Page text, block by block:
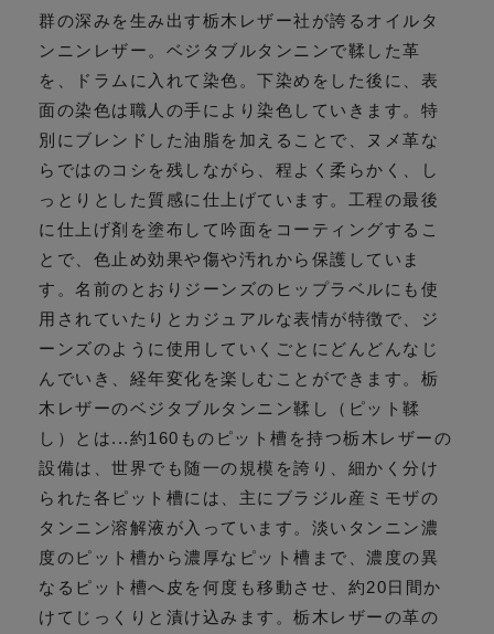
群の深みを生み出す栃木レザー社が誇るオイルタ
ンニンレザー。ベジタブルタンニンで鞣した革
を、ドラムに入れて染色。下染めをした後に、表
面の染色は職人の手により染色していきます。特
別にブレンドした油脂を加えることで、ヌメ革な
らではのコシを残しながら、程よく柔らかく、し
っとりとした質感に仕上げています。工程の最後
に仕上げ剤を塗布して吟面をコーティングするこ
とで、色止め効果や傷や汚れから保護していま
す。名前のとおりジーンズのヒップラベルにも使
用されていたりとカジュアルな表情が特徴で、ジ
ーンズのように使用していくごとにどんどんなじ
んでいき、経年変化を楽しむことができます。栃
木レザーのベジタブルタンニン鞣し（ピット鞣
し）とは...約160ものピット槽を持つ栃木レザーの
設備は、世界でも随一の規模を誇り、細かく分け
られた各ピット槽には、主にブラジル産ミモザの
タンニン溶解液が入っています。淡いタンニン濃
度のピット槽から濃厚なピット槽まで、濃度の異
なるピット槽へ皮を何度も移動させ、約20日間か
けてじっくりと漬け込みます。栃木レザーの革の